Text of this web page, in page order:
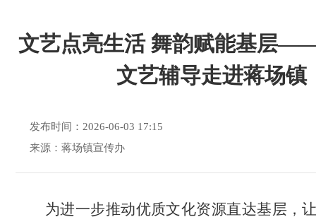
文艺点亮生活 舞韵赋能基层
文艺辅导走进蒋场镇
发布时间：2026-06-03 17:15
来源：蒋场镇宣传办
为进一步推动优质文化资源直达基层，